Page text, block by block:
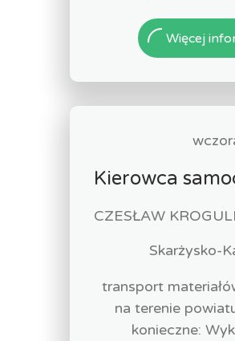
Więcej
Skarżysko-
transport
na terenie
konieczne: